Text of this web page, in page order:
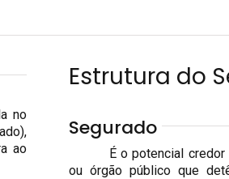
no
ao
Estrutura do
Segurado
É o potencial
ou órgão público que